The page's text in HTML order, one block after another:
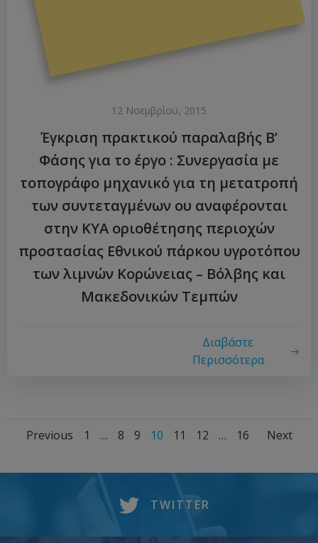
12 Νοεμβρίου, 2015
Έγκριση πρακτικού παραλαβής Β’
Φάσης για το έργο : Συνεργασία με
τοπογράφο μηχανικό για τη μετατροπή
των συντεταγμένων ου αναφέρονται
στην ΚΥΑ οριοθέτησης περιοχών
προστασίας Εθνικού πάρκου υγροτόπου
των λιμνών Κορώνειας – Βόλβης και
Μακεδονικών Τεμπών
Διαβάστε
Περισσότερα
Previous 1 … 8 9 10 11 12 … 16 Next
TWITTER